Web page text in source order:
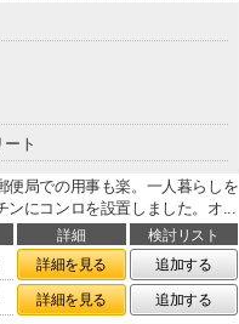
ト
便局での用事も楽。一人暮らしを
ンにコンロを設置しました。オ...
詳細
検討リスト
詳細を見る
追加する
詳細を見る 追加する